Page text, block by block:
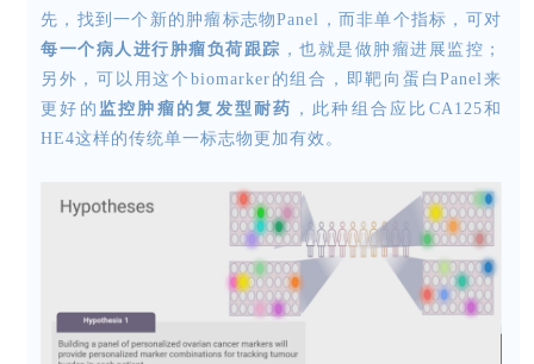
先，找到一个新的肿瘤标志物Panel，而非单个指标，可对
每一个病人进行肿瘤负荷跟踪 ，也就是做肿瘤进展监控；
另外，可以用这个biomarker的组合，即靶向蛋白Panel来
更好的 监控肿瘤的复发型耐药 ，此种组合应比CA125和
HE4这样的传统单一标志物更加有效。